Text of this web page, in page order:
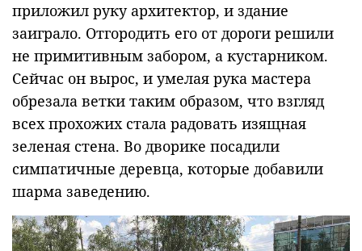
приложил руку архитектор, и здание
заиграло. Отгородить его от дороги решили
не примитивным забором, а кустарником.
Сейчас он вырос, и умелая рука мастера
обрезала ветки таким образом, что взгляд
всех прохожих стала радовать изящная
зеленая стена. Во дворике посадили
симпатичные деревца, которые добавили
шарма заведению.